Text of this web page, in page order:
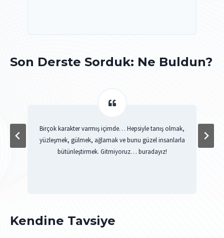
Son Derste Sorduk: Ne Buldun?
Birçok karakter varmış içimde… Hepsiyle tanış olmak,
yüzleşmek, gülmek, ağlamak ve bunu güzel insanlarla
bütünleştirmek. Gitmiyoruz… buradayız!
Kendine Tavsiye